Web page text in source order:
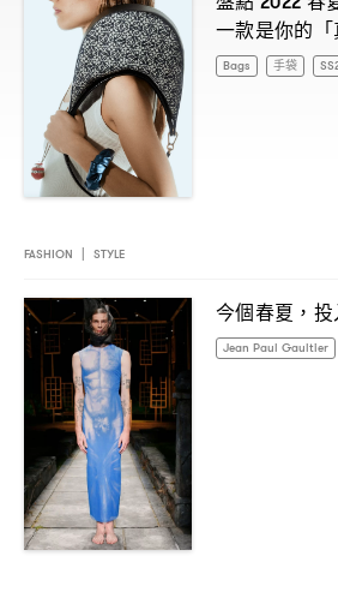
一款是你的「
Bags 手袋
FASHION STYLE
今個春夏 ，
Jean Paul Gaultier